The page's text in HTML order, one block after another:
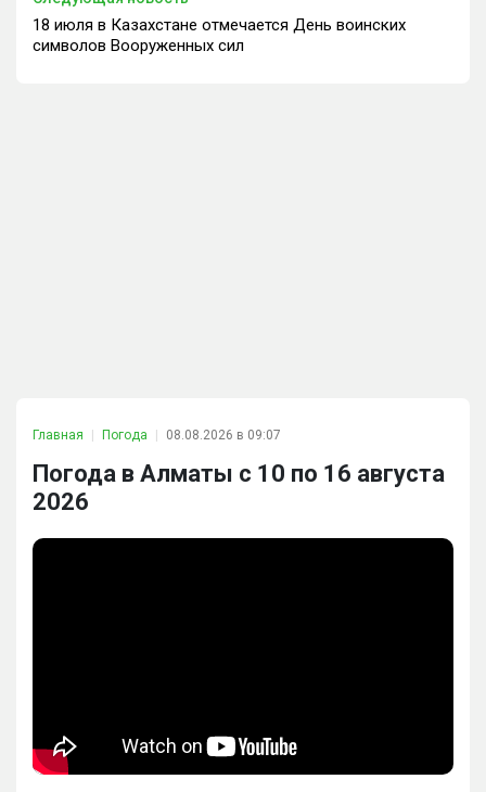
18 июля в Казахстане отмечается День воинских
символов Вооруженных сил
Главная Погода 08.08.2026 в 09:07
Погода в Алматы с 10 по 16 августа
2026